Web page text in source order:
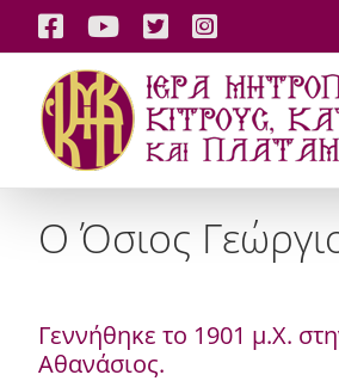
to
content
FacebookYouTube
X Instagram
Ο Όσιος
Γεννήθηκε το 1901 μ.Χ.
Αθανάσιος.